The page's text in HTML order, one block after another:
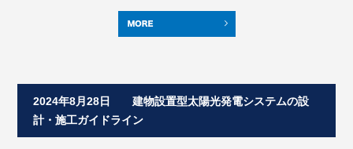
2024年8月28日 建物設置型太陽光発電システムの設
計・施工ガイドライン